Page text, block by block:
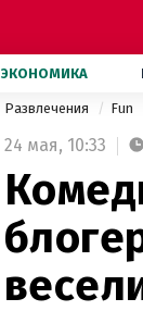
ЭКОНОМИКА
Развлечения Fun
24 мая, 10:33